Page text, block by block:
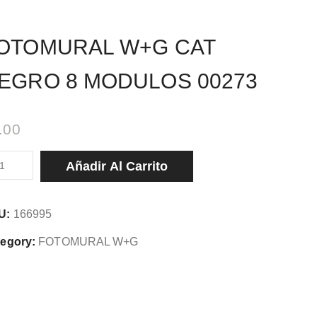
W+G CAT
8 MODULOS 00273
Añadir Al Carrito
166995
FOTOMURAL W+G